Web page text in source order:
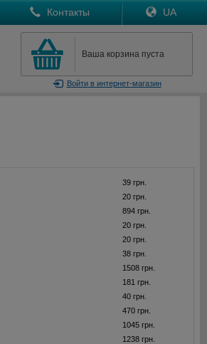
Контакты UA
Ваша корзина пуста
Войтив интернет-магазин
39 грн.
20 грн.
894 грн.
20 грн.
20 грн.
38 грн.
1508 грн.
181 грн.
40 грн.
470 грн.
1045 грн.
1238 грн.